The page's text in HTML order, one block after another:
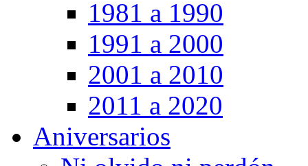
1981 a 1990
1991 a 2000
2001 a 2010
2011 a 2020
Aniversarios